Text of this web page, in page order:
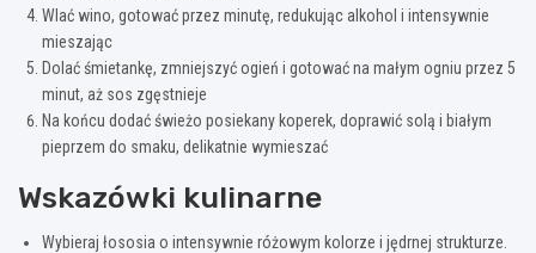
Wlać wino, gotować przez minutę, redukując alkohol i intensywnie
mieszając
Dolać śmietankę, zmniejszyć ogień i gotować na małym ogniu przez 5
minut, aż sos zgęstnieje
Na końcu dodać świeżo posiekany koperek, doprawić solą i białym
pieprzem do smaku, delikatnie wymieszać
Wskazówki kulinarne
Wybieraj łososia o intensywnie różowym kolorze i jędrnej strukturze.